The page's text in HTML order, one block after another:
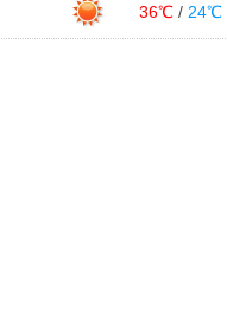
36℃ / 24℃